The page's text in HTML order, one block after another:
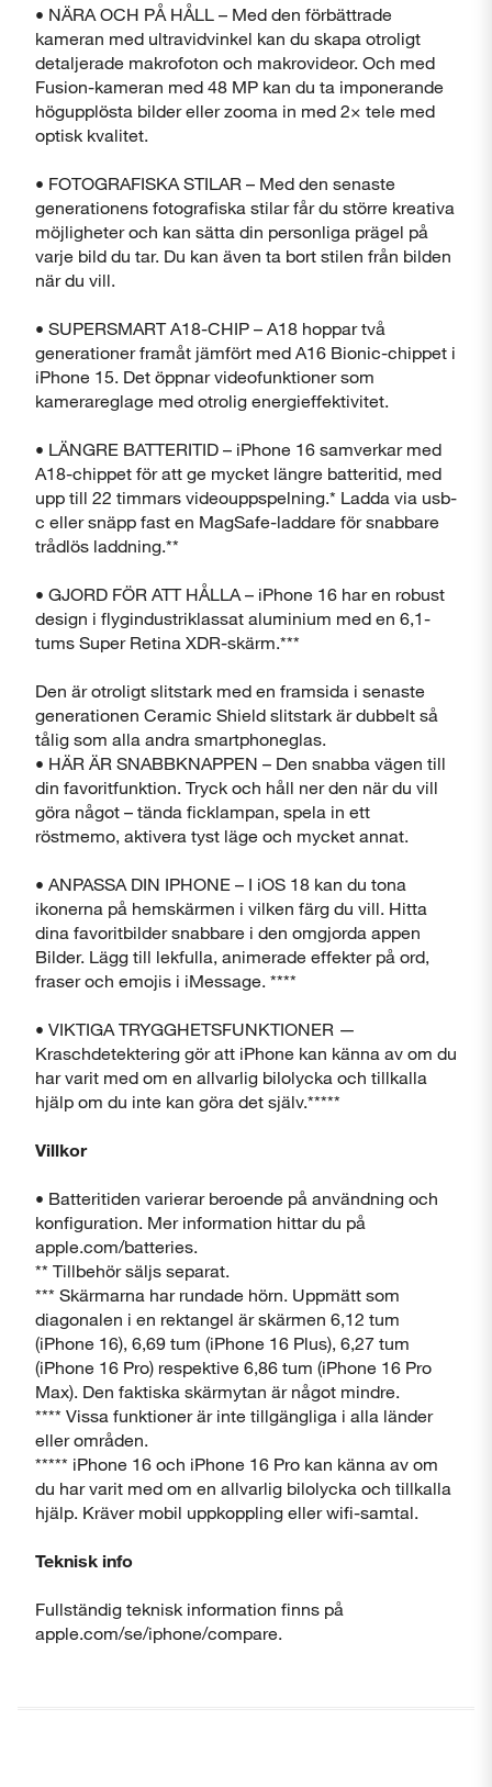
• NÄRA OCH PÅ HÅLL – Med den förbättrade
kameran med ultravidvinkel kan du skapa otroligt
detaljerade makrofoton och makrovideor. Och med
Fusion-kameran med 48 MP kan du ta imponerande
högupplösta bilder eller zooma in med 2× tele med
optisk kvalitet.
• FOTOGRAFISKA STILAR – Med den senaste
generationens fotografiska stilar får du större kreativa
möjligheter och kan sätta din personliga prägel på
varje bild du tar. Du kan även ta bort stilen från bilden
när du vill.
• SUPERSMART A18-CHIP – A18 hoppar två
generationer framåt jämfört med A16 Bionic-chippet i
iPhone 15. Det öppnar videofunktioner som
kamerareglage med otrolig energieffektivitet.
• LÄNGRE BATTERITID – iPhone 16 samverkar med
A18-chippet för att ge mycket längre batteritid, med
upp till 22 timmars videouppspelning.* Ladda via usb-
c eller snäpp fast en MagSafe-laddare för snabbare
trådlös laddning.**
• GJORD FÖR ATT HÅLLA – iPhone 16 har en robust
design i flygindustriklassat aluminium med en 6,1-
tums Super Retina XDR-skärm.***
Den är otroligt slitstark med en framsida i senaste
generationen Ceramic Shield slitstark är dubbelt så
tålig som alla andra smartphoneglas.
• HÄR ÄR SNABBKNAPPEN – Den snabba vägen till
din favoritfunktion. Tryck och håll ner den när du vill
göra något – tända ficklampan, spela in ett
röstmemo, aktivera tyst läge och mycket annat.
• ANPASSA DIN IPHONE – I iOS 18 kan du tona
ikonerna på hemskärmen i vilken färg du vill. Hitta
dina favoritbilder snabbare i den omgjorda appen
Bilder. Lägg till lekfulla, animerade effekter på ord,
fraser och emojis i iMessage. ****
• VIKTIGA TRYGGHETSFUNKTIONER —
Kraschdetektering gör att iPhone kan känna av om du
har varit med om en allvarlig bilolycka och tillkalla
hjälp om du inte kan göra det själv.*****
Villkor
• Batteritiden varierar beroende på användning och
konfiguration. Mer information hittar du på
apple.com/batteries.
** Tillbehör säljs separat.
*** Skärmarna har rundade hörn. Uppmätt som
diagonalen i en rektangel är skärmen 6,12 tum
(iPhone 16), 6,69 tum (iPhone 16 Plus), 6,27 tum
(iPhone 16 Pro) respektive 6,86 tum (iPhone 16 Pro
Max). Den faktiska skärmytan är något mindre.
**** Vissa funktioner är inte tillgängliga i alla länder
eller områden.
***** iPhone 16 och iPhone 16 Pro kan känna av om
du har varit med om en allvarlig bilolycka och tillkalla
hjälp. Kräver mobil uppkoppling eller wifi-samtal.
Teknisk info
Fullständig teknisk information finns på
apple.com/se/iphone/compare.
Visa produktinformationsblad
Stäng